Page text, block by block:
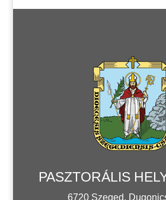
PASZTORÁLIS
6720 Szeged,